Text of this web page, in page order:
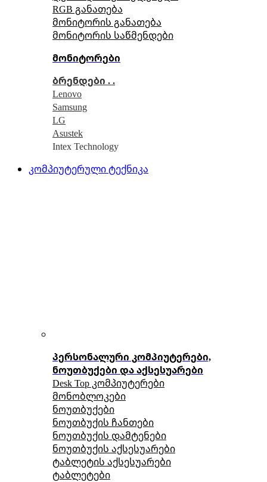
RGB განათება
მონიტორის განათება
მონიტორის საწმენდები
მონიტორები
ბრენდები . .
Lenovo
Samsung
LG
Asustek
Intex Technology
კომპიუტერული ტექნიკა
პერსონალური კომპიუტერები,
ნოუთბუქები და აქსესუარები
Desk Top კომპიუტერები
მონობლოკები
ნოუთბუქები
ნოუთბუქის ჩანთები
ნოუთბუქის დამტენები
ნოუთბუქის აქსესუარები
ტაბლეტის აქსესუარები
ტაბლეტები